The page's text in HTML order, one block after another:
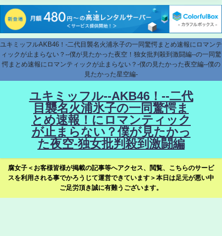
ユキミッフルAKB46！-二代目襲名火浦氷子の一同驚愕まとめ速報にロマンテ
ィックが止まらない？--僕が見たかった夜空！独女批判殺到激闘編--の一同驚
愕まとめ速報にロマンティックが止まらない？-僕の見たかった夜空編--僕の
見たかった星空編-
ユキミッフル--AKB46！--二代
目襲名火浦氷子の一同驚愕ま
とめ速報！にロマンティック
が止まらない？僕が見たかっ
た夜空-独女批判殺到激闘編
腐女子＜お客様皆様が掲載の記事等へアクセス、閲覧、こちらのサービ
スを利用される事でかろうじて運営できています＞本日は足元が悪い中
ご足労頂き誠に有難うございます。